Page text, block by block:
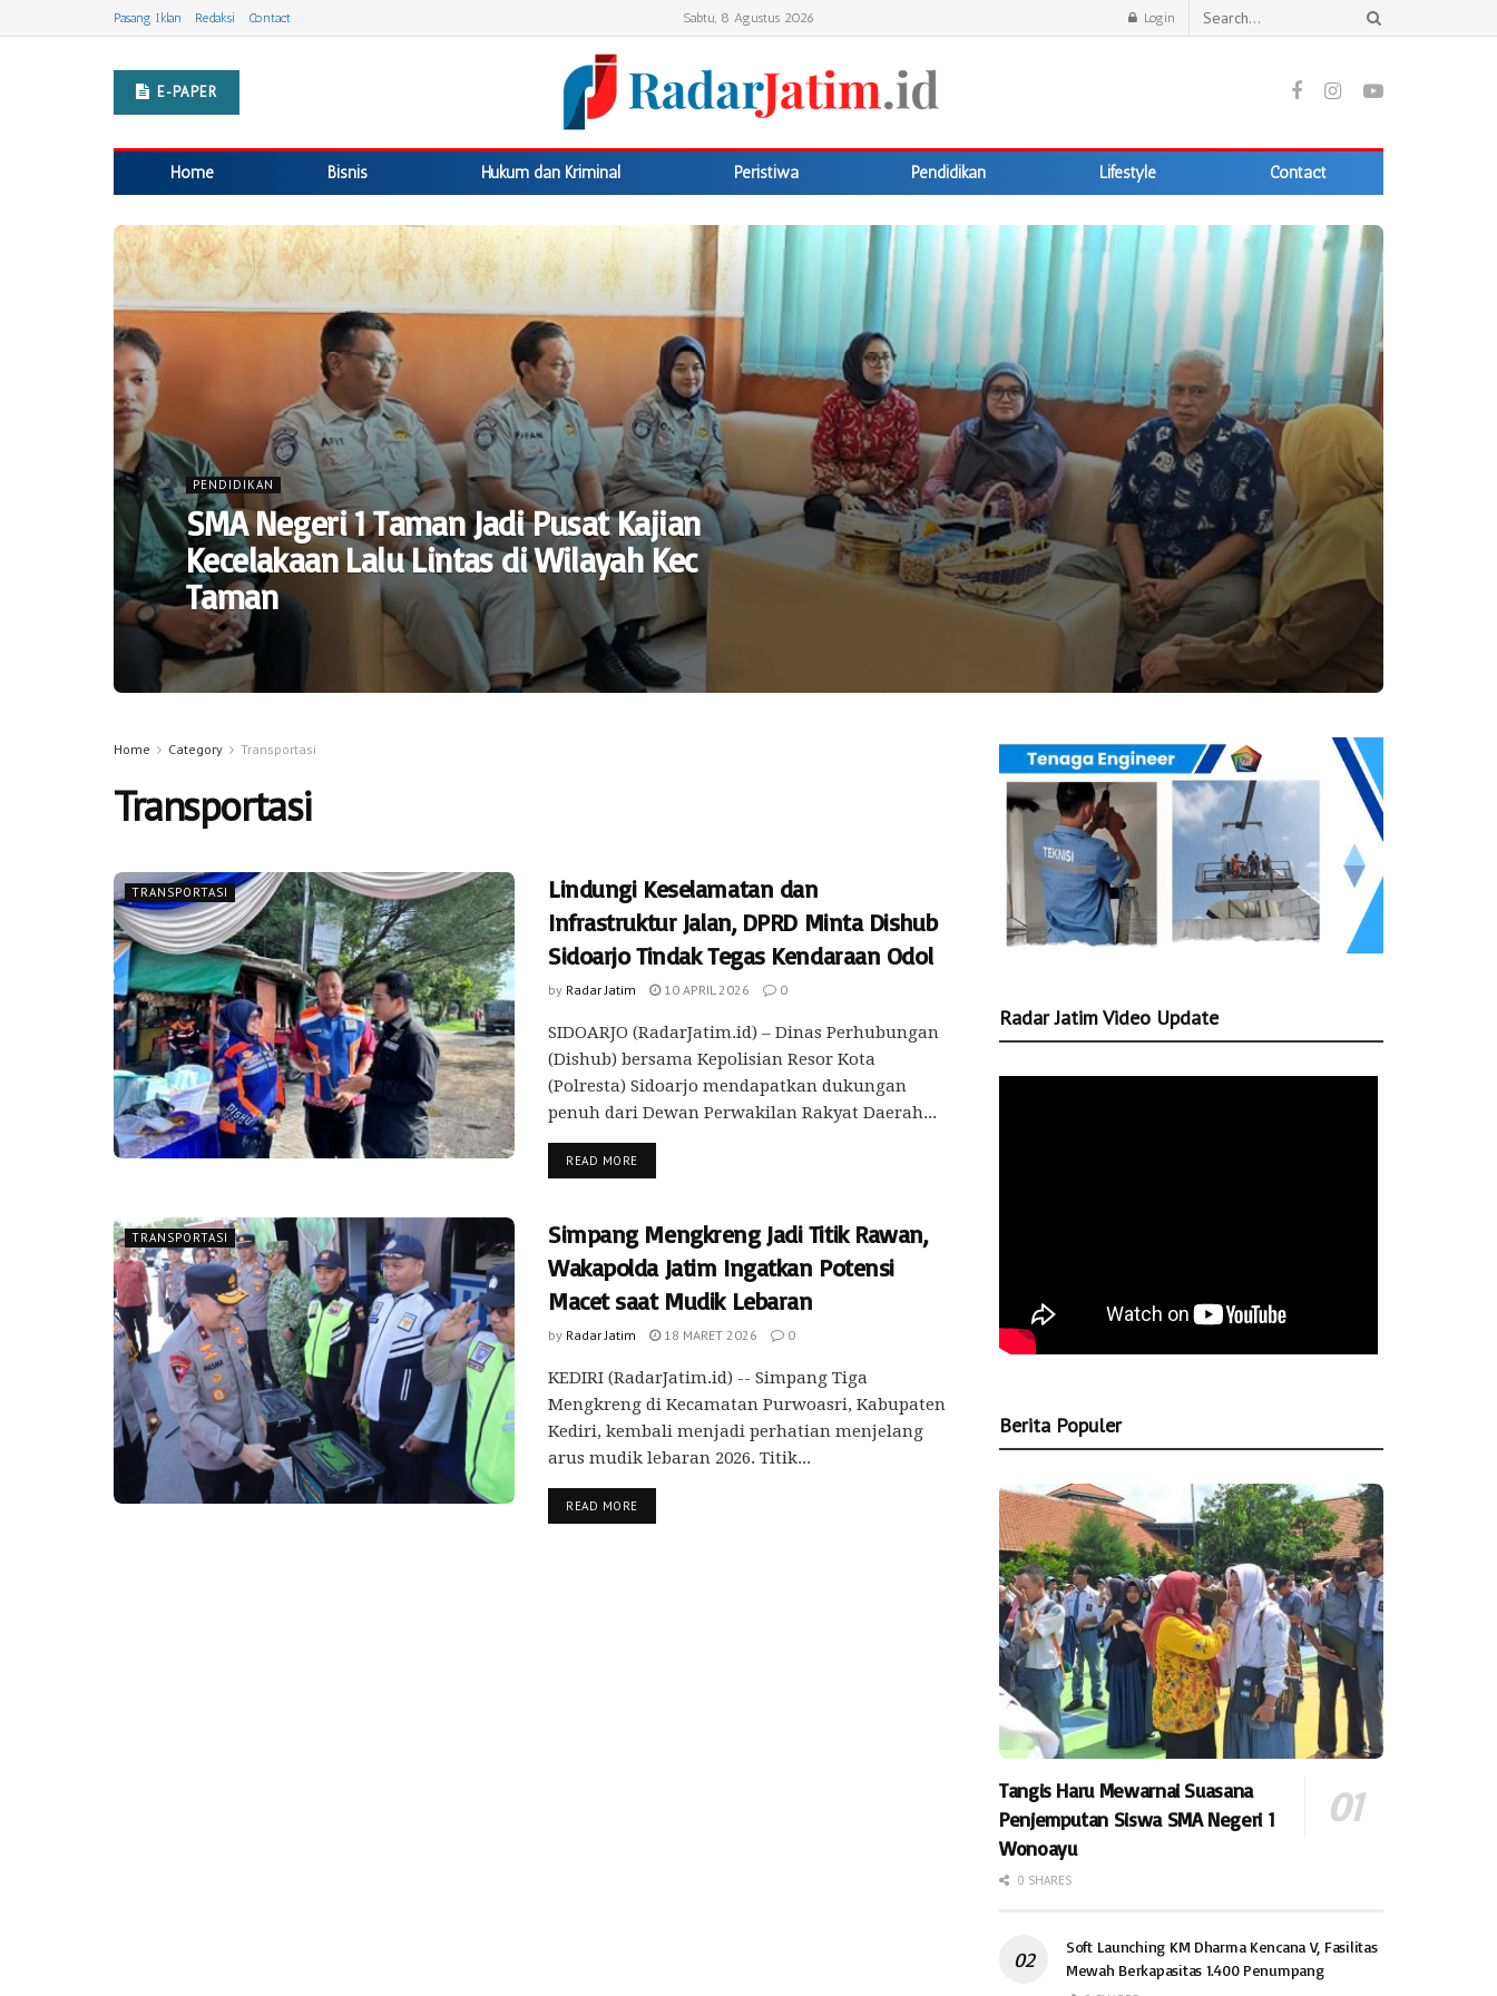
Pasang Iklan Redaksi Contact Sabtu, 8 Agustus 2026 Login
E-PAPER
Home Bisnis Hukum dan Kriminal Peristiwa Pendidikan Lifestyle Contact
PENDIDIKAN
SMA Negeri 1 Taman Jadi Pusat Kajian
Kecelakaan Lalu Lintas di Wilayah Kec
Taman
Home Category Transportasi
Transportasi
TRANSPORTASI
Lindungi Keselamatan dan
Infrastruktur Jalan, DPRD Minta Dishub
Sidoarjo Tindak Tegas Kendaraan Odol
by Radar Jatim 10 APRIL 2026 0
SIDOARJO (RadarJatim.id) – Dinas Perhubungan
(Dishub) bersama Kepolisian Resor Kota
(Polresta) Sidoarjo mendapatkan dukungan
penuh dari Dewan Perwakilan Rakyat Daerah...
READ MORE
TRANSPORTASI
Simpang Mengkreng Jadi Titik Rawan,
Wakapolda Jatim Ingatkan Potensi
Macet saat Mudik Lebaran
by Radar Jatim 18 MARET 2026 0
KEDIRI (RadarJatim.id) -- Simpang Tiga
Mengkreng di Kecamatan Purwoasri, Kabupaten
Kediri, kembali menjadi perhatian menjelang
arus mudik lebaran 2026. Titik...
READ MORE
Radar Jatim Video Update
Berita Populer
Tangis Haru Mewarnai Suasana
Penjemputan Siswa SMA Negeri 1
Wonoayu
0 SHARES
Soft Launching KM Dharma Kencana V, Fasilitas
Mewah Berkapasitas 1.400 Penumpang